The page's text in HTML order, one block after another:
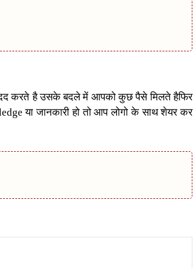
मदद करते है उसके बदले में आपको कुछ पैसे मिलते हैफिर
या जानकारी हो तो आप लोगो के साथ शेयर कर